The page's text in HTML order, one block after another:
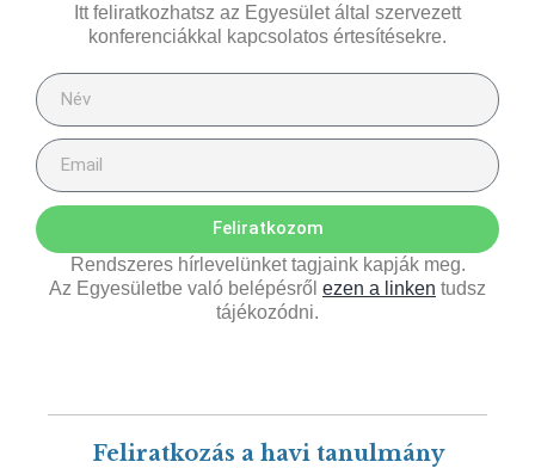
Itt feliratkozhatsz az Egyesület által szervezett
konferenciákkal kapcsolatos értesítésekre.
Feliratkozom
Rendszeres hírlevelünket tagjaink kapják meg.
Az Egyesületbe való belépésről ezen a linken tudsz
tájékozódni.
Feliratkozás a havi tanulmány